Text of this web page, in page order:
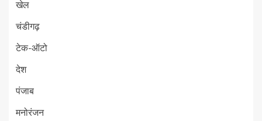
खेल
चंडीगढ़
टेक-ऑटो
देश
पंजाब
मनोरंजन